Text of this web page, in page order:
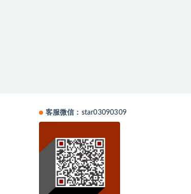
客服微信：star03090309